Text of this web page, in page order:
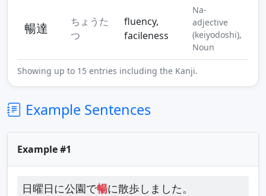
暢達
ちょうた
つ
fluency,
facileness
Na-
adjective
(keiyodoshi),
Noun
Showing up to 15 entries including the Kanji.
Example Sentences
Example #1
日曜日に公園で暢に散歩しました。